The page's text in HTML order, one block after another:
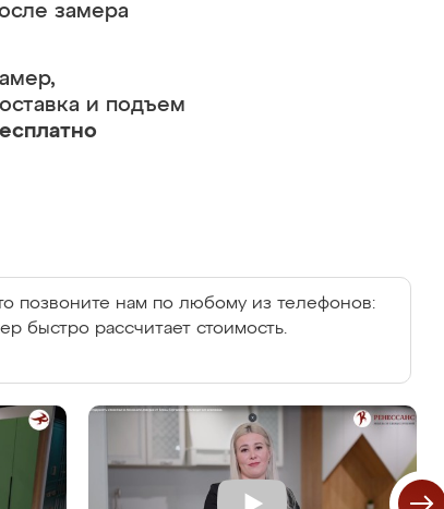
замера
и подъем
позвоните нам по любому из телефонов:
быстро рассчитает стоимость.